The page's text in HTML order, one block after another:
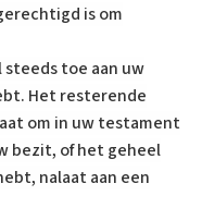
is om
toe aan uw
Het resterende
om in uw testament
bezit, of het geheel
nalaat aan een